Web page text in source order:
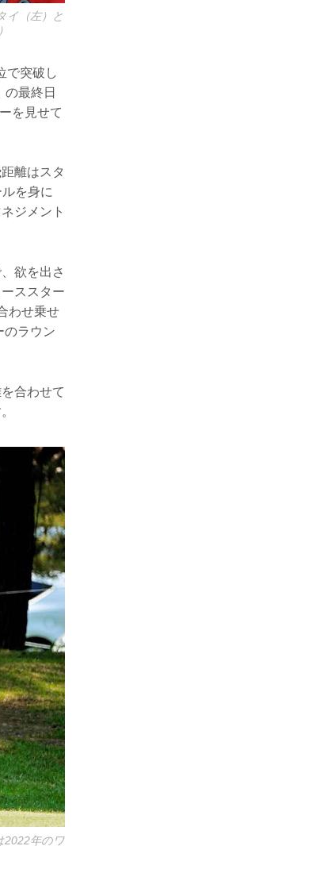
イ（左）と
で突破し
最終日
を見せて
離はスタ
を身に
ジメント
欲を出さ
ススター
わせ乗せ
のラウン
合わせて
2022年のワ